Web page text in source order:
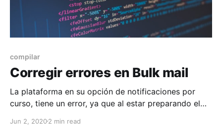
compilar
Corregir errores en Bulk mail
La plataforma en su opción de notificaciones por
curso, tiene un error, ya que al estar preparando el
el correo que usas para notificaciones es
Jun 2, 20202 min read